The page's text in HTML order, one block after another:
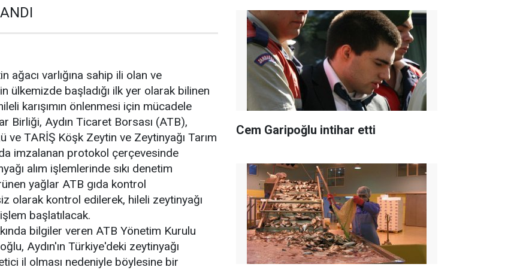
ağacı varlığına sahip ili olan ve
ülkemizde başladığı ilk yer olarak bilinen
karışımın önlenmesi için mücadele
Birliği, Aydın Ticaret Borsası (ATB),
ve TARİŞ Köşk Zeytin ve Zeytinyağı Tarım
imzalanan protokol çerçevesinde
alım işlemlerinde sıkı denetim
yağlar ATB gıda kontrol
olarak kontrol edilerek, hileli zeytinyağı
başlatılacak.
bilgiler veren ATB Yönetim Kurulu
Aydın'ın Türkiye'deki zeytinyağı
il olması nedeniyle böylesine bir
Cem Garipoğlu intihar etti